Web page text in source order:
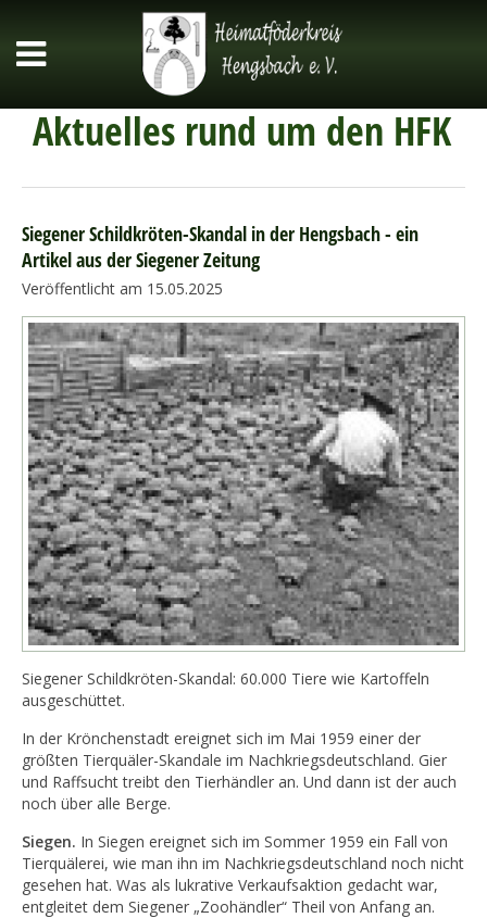
Aktuelles rund um den HFK
Siegener Schildkröten-Skandal in der Hengsbach - ein
Artikel aus der Siegener Zeitung
Veröffentlicht am 15.05.2025
Siegener Schildkröten-Skandal: 60.000 Tiere wie Kartoffeln
ausgeschüttet.
In der Krönchenstadt ereignet sich im Mai 1959 einer der
größten Tierquäler-Skandale im Nachkriegsdeutschland. Gier
und Raffsucht treibt den Tierhändler an. Und dann ist der auch
noch über alle Berge.
Siegen. In Siegen ereignet sich im Sommer 1959 ein Fall von
Tierquälerei, wie man ihn im Nachkriegsdeutschland noch nicht
gesehen hat. Was als lukrative Verkaufsaktion gedacht war,
entgleitet dem Siegener „Zoohändler“ Theil von Anfang an.